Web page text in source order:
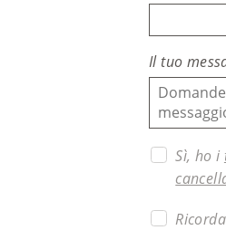
Il tuo
Sì, ho i